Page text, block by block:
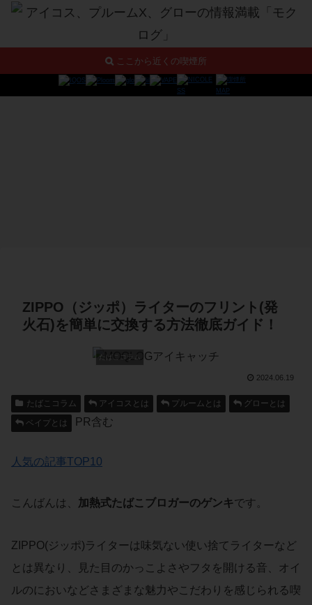
ここから近くの喫煙所
ZIPPO（ジッポ）ライターのフリント(発
火石)を簡単に交換する方法徹底ガイド！
たばこコラム
2024.06.19
たばこコラム アイコスとは プルームとは
グローとは
ベイプとは
PR含む
人気の記事TOP10
こんばんは、 加熱式たばこブロガーのゲンキです。
ZIPPO(ジッポ)ライターは味気ない使い捨てライターなど
とは異なり、見た目のかっこよさやフタを開ける音、オイ
ルのにおいなどさまざまな魅力やこだわりを感じられる喫